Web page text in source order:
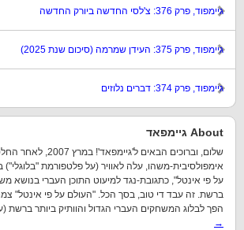
גיימפוד, פרק 376: צ'לסי החדשה ביורק החדשה
גיימפוד, פרק 375: העידן שמרמה (סיכום שנת 2025)
גיימפוד, פרק 374: דברים נלוזים
About גיימפאד
שלום, וברוכים הבאים ל'גיימפאד'! במרץ
אימפולסיבית-משהו, עלה לאוויר (על פלטפורמת
על פי אינטל", כתגובת-נגד למיעוט התוכן העברי בנושא
ברשת. זה עבד די טוב, בסך הכל. "העולם על פי אינטל"
הפך לבלוג המשחקים העברי הגדול והוותיק ביותר ברשת
→